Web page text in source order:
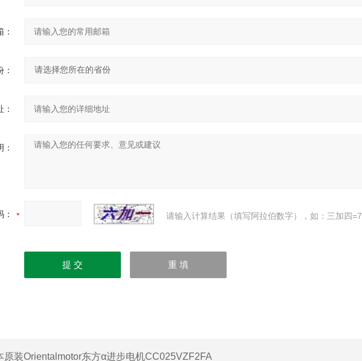
：
： 请输入计算结果（填写阿拉伯数字），如：三加四=7
原装Orientalmotor东方α进步电机CC025VZF2FA